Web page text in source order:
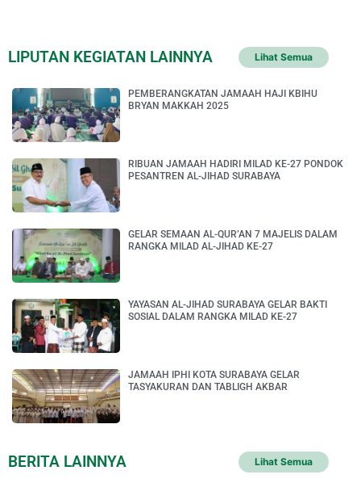
LIPUTAN KEGIATAN LAINNYA Lihat Semua
PEMBERANGKATAN JAMAAH HAJI KBIHU
BRYAN MAKKAH 2025
RIBUAN JAMAAH HADIRI MILAD KE-27 PONDOK
PESANTREN AL-JIHAD SURABAYA
GELAR SEMAAN AL-QUR’AN 7 MAJELIS DALAM
RANGKA MILAD AL-JIHAD KE-27
YAYASAN AL-JIHAD SURABAYA GELAR BAKTI
SOSIAL DALAM RANGKA MILAD KE-27
JAMAAH IPHI KOTA SURABAYA GELAR
TASYAKURAN DAN TABLIGH AKBAR
BERITA LAINNYA Lihat Semua